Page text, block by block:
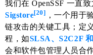
我们在 OpenSSF 一直
Sigstore[20] ，一个用于
链攻击的关键工具；定
程，如SLSA、S2C2F
会和软件包管理人员合